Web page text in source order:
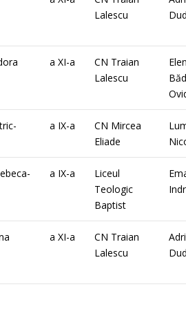
Lalescu
a XI-a
CN Traian
Lalescu
a IX-a
CN Mircea
Eliade
a IX-a
Liceul
Teologic
Baptist
a XI-a
CN Traian
Lalescu